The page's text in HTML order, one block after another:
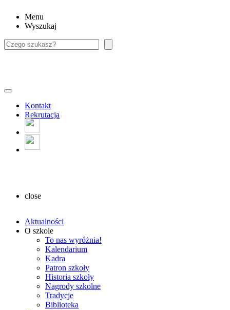
Menu
Wyszukaj
Szukaj
Kontakt
Rekrutacja
close
Aktualności
O szkole
To nas wyróżnia!
Kalendarium
Kadra
Patron szkoły
Historia szkoły
Nagrody szkolne
Tradycje
Biblioteka